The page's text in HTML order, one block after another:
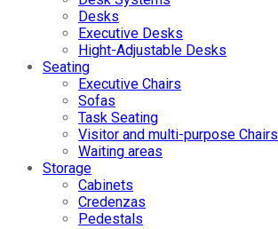
Desks
Executive Desks
Hight-Adjustable Desks
Seating
Executive Chairs
Sofas
Task Seating
Visitor and multi-purpose Chairs
Waiting areas
Storage
Cabinets
Credenzas
Pedestals